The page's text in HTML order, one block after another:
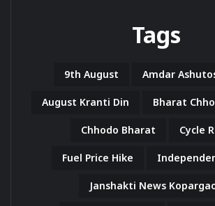
Tags
9th August Amdar
August Kranti Din Bharat
Chhodo Bharat Cycle
Fuel Price Hike
Janshakti News